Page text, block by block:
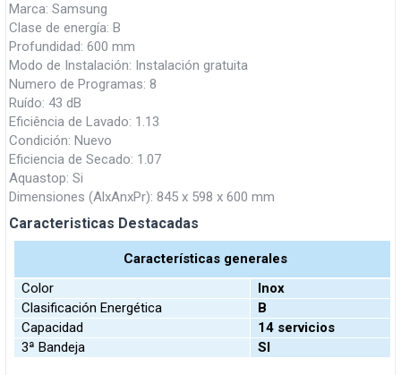
Marca: Samsung
Clase de energía: B
Profundidad: 600 mm
Modo de Instalación: Instalación gratuita
Numero de Programas: 8
Ruído: 43 dB
Eficiência de Lavado: 1.13
Condición: Nuevo
Eficiencia de Secado: 1.07
Aquastop: Si
Dimensiones (AlxAnxPr): 845 x 598 x 600 mm
Caracteristicas Destacadas
Características generales
Color
Inox
Clasificación Energética
B
Capacidad
14 servicios
3ª Bandeja
SI